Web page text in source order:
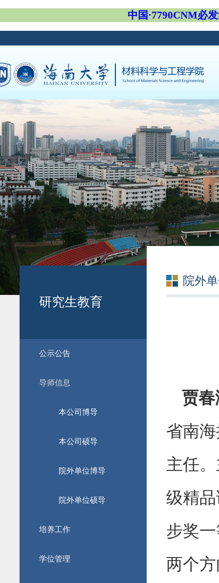
中国·7790CNM必
研究生教育
公示公告
导师信息
本公司博导
本公司硕导
院外单位博导
院外单位硕导
培养工作
学位管理
院外
贾春
省南
主任
级精
步奖
两个